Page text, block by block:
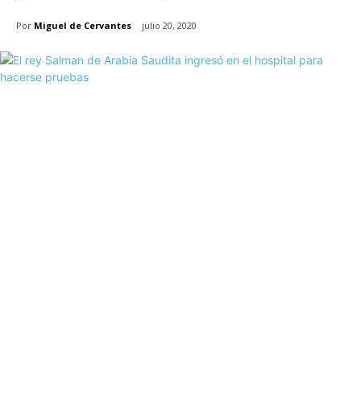
Por Miguel de Cervantes julio 20, 2020